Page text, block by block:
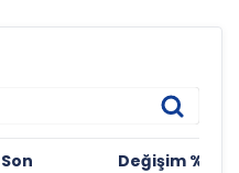
Son Değişim %